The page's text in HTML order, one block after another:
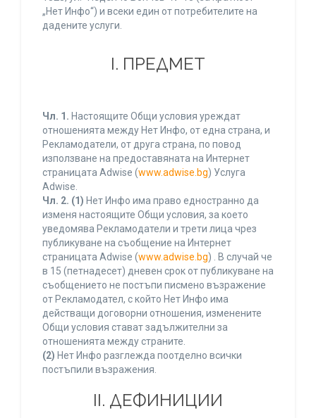
„Нет Инфо“) и всеки един от потребителите на
дадените услуги.
І. ПРЕДМЕТ
Чл. 1. Настоящите Общи условия уреждат
отношенията между Нет Инфо, от една страна, и
Рекламодатели, от друга страна, по повод
използване на предоставяната на Интернет
страницата Adwise (www.adwise.bg) Услуга
Adwise.
Чл. 2. (1) Нет Инфо има право едностранно да
изменя настоящите Общи условия, за което
уведомява Рекламодатели и трети лица чрез
публикуване на съобщение на Интернет
страницата Adwise (www.adwise.bg) . В случай че
в 15 (петнадесет) дневен срок от публикуване на
съобщението не постъпи писмено възражение
от Рекламодател, с който Нет Инфо има
действащи договорни отношения, изменените
Общи условия стават задължителни за
отношенията между страните.
(2) Нет Инфо разглежда поотделно всички
постъпили възражения.
ІІ. ДЕФИНИЦИИ